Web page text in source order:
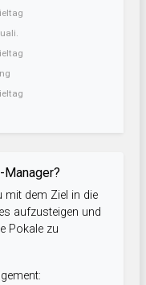
mit dem Ziel in die
aufzusteigen und
Pokale zu